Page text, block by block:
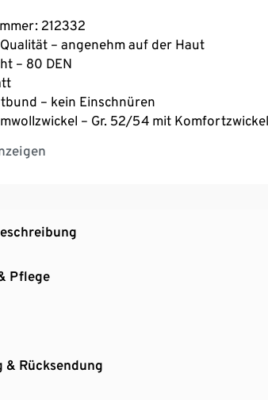
212332
– angenehm auf der Haut
– 80 DEN
– kein Einschnüren
– Gr. 52/54 mit Komfortzwickel
formbeständig, perfekter Sitz, hoher
Pflege
& Rücksendung